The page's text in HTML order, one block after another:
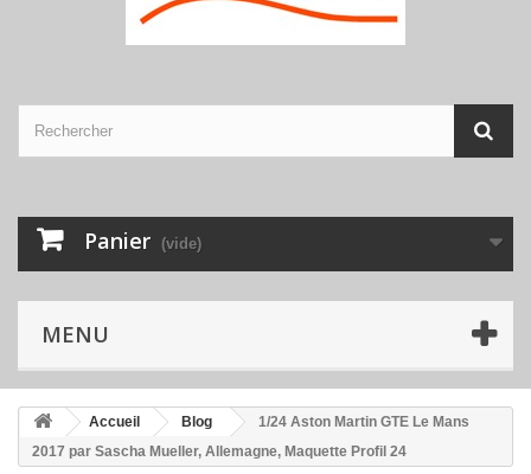
Panier (vide)
MENU
Accueil Blog
1/24 Aston Martin GTE Le Mans
2017 par Sascha Mueller, Allemagne, Maquette Profil 24